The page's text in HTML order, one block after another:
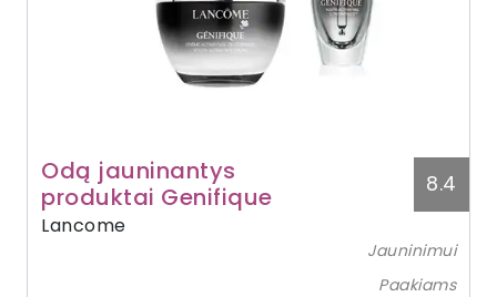
Odą jauninantys
produktai Genifique
Lancome
8.4
Jauninimui
Paakiams